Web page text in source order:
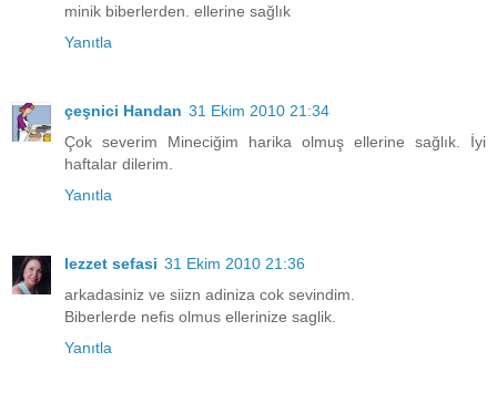
minik biberlerden. ellerine sağlık
Yanıtla
çeşnici Handan 31 Ekim 2010 21:34
Çok severim Mineciğim harika olmuş ellerine sağlık. İyi
haftalar dilerim.
Yanıtla
lezzet sefasi 31 Ekim 2010 21:36
arkadasiniz ve siizn adiniza cok sevindim.
Biberlerde nefis olmus ellerinize saglik.
Yanıtla